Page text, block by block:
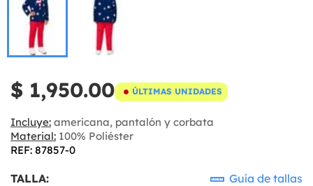
$ 1,950.00 ÚLTIMAS UNIDADES
Incluye: americana, pantalón y corbata
Material: 100% Poliéster
REF: 87857-0
TALLA: Guía de tallas